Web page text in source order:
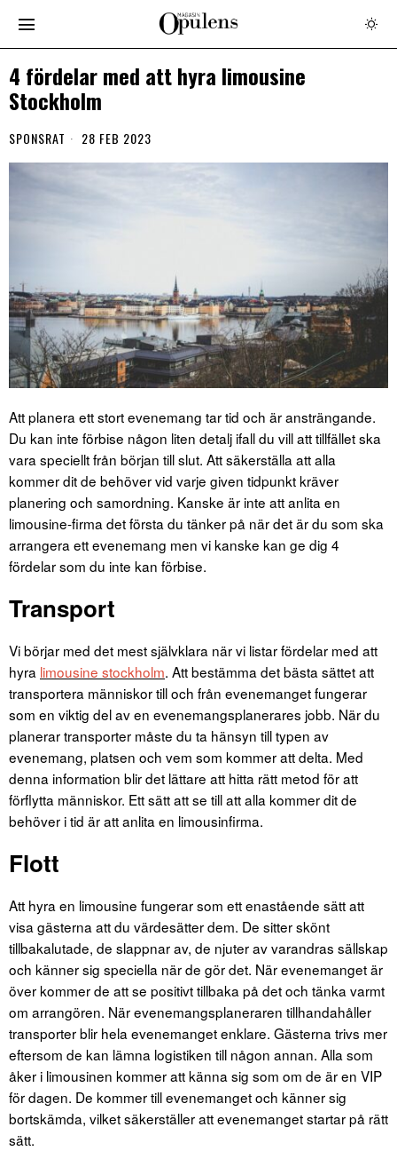
4 fördelar med att hyra limousine
Stockholm
SPONSRAT 28 FEB 2023
Att planera ett stort evenemang tar tid och är ansträngande.
Du kan inte förbise någon liten detalj ifall du vill att tillfället ska
vara speciellt från början till slut. Att säkerställa att alla
kommer dit de behöver vid varje given tidpunkt kräver
planering och samordning. Kanske är inte att anlita en
limousine-firma det första du tänker på när det är du som ska
arrangera ett evenemang men vi kanske kan ge dig 4
fördelar som du inte kan förbise.
Transport
Vi börjar med det mest självklara när vi listar fördelar med att
hyra limousine stockholm. Att bestämma det bästa sättet att
transportera människor till och från evenemanget fungerar
som en viktig del av en evenemangsplanerares jobb. När du
planerar transporter måste du ta hänsyn till typen av
evenemang, platsen och vem som kommer att delta. Med
denna information blir det lättare att hitta rätt metod för att
förflytta människor. Ett sätt att se till att alla kommer dit de
behöver i tid är att anlita en limousinfirma.
Flott
Att hyra en limousine fungerar som ett enastående sätt att
visa gästerna att du värdesätter dem. De sitter skönt
tillbakalutade, de slappnar av, de njuter av varandras sällskap
och känner sig speciella när de gör det. När evenemanget är
över kommer de att se positivt tillbaka på det och tänka varmt
om arrangören. När evenemangsplaneraren tillhandahåller
transporter blir hela evenemanget enklare. Gästerna trivs mer
eftersom de kan lämna logistiken till någon annan. Alla som
åker i limousinen kommer att känna sig som om de är en VIP
för dagen. De kommer till evenemanget och känner sig
bortskämda, vilket säkerställer att evenemanget startar på rätt
sätt.